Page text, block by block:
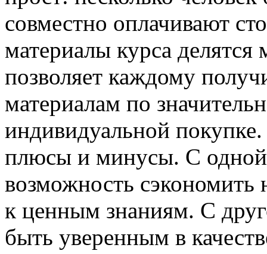
совместно оплачивают
материалы курса
позволяет каждому
материалам по
индивидуальной
плюсы и минусы. С одной
возможность сэкономить
к ценным знаниям. С
быть уверенным в